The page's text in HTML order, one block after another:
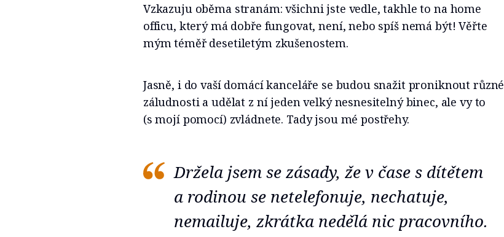
Vzkazuju oběma stranám: všichni jste vedle, takhle to na home
officu, který má dobře fungovat, není, nebo spíš nemá být! Věřte
mým téměř desetiletým zkušenostem.
Jasně, i do vaší domácí kanceláře se budou snažit proniknout různé
záludnosti a udělat z ní jeden velký nesnesitelný binec, ale vy to
(s mojí pomocí) zvládnete. Tady jsou mé postřehy.
Držela jsem se zásady, že v čase s dítětem
a rodinou se netelefonuje, nechatuje,
nemailuje, zkrátka nedělá nic pracovního.